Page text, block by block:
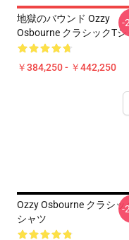
地獄のバウンド Ozzy
Osbourne クラシックTシ
￥384,250 - ￥442,250
-
Ozzy Osbourne クラシッ
シャツ
-